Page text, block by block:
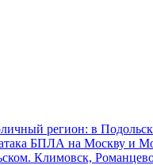
регион: в
атака БПЛА на Москву и
Климовск,